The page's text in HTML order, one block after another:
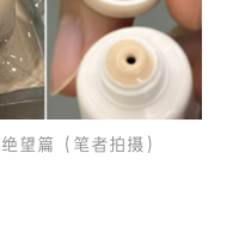
望篇（笔者拍摄）